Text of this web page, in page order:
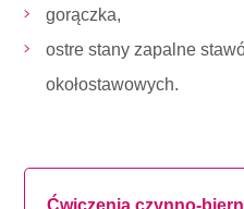
gorączka,
ostre stany zapalne
okołostawowych.
Ćwiczenia czynno-